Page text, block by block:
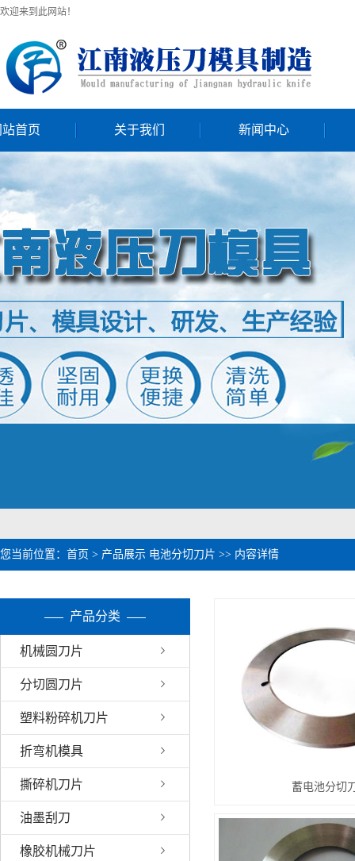
欢迎来到此网站！
首页 关于我们 新闻中心
您当前位置： 首页 > 产品展示 电池分切刀片 >> 内容详情
产品分类
机械圆刀片
分切圆刀片
塑料粉碎机刀片
折弯机模具
撕碎机刀片
油墨刮刀
橡胶机械刀片
蓄电池分切